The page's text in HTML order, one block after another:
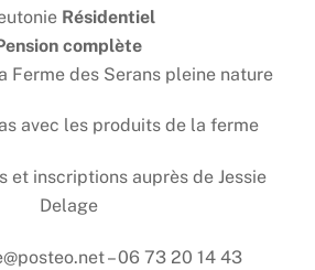
Résidentiel
complète
Ferme des Serans pleine nature
avec les produits de la ferme
et inscriptions auprès de Jessie
Delage
– 06 73 20 14 43